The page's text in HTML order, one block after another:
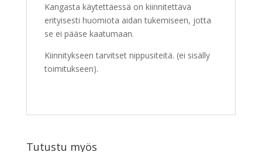
Kangasta käytettäessä on kiinnitettävä
erityisesti huomiota aidan tukemiseen, jotta
se ei pääse kaatumaan.
Kiinnitykseen tarvitset nippusiteitä. (ei sisälly
toimitukseen).
Tutustu myös